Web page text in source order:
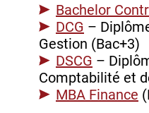
Bachelor
DCG –
Gestion (Bac+3)
DSCG –
Comptabilité et
MBA Finance